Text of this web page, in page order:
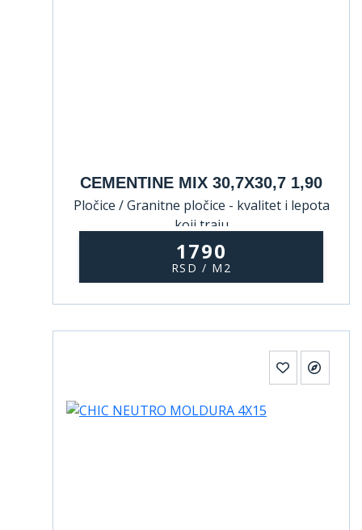
CEMENTINE MIX 30,7X30,7 1,90
Pločice / Granitne pločice - kvalitet i lepota
koji traju
1790
RSD / M2